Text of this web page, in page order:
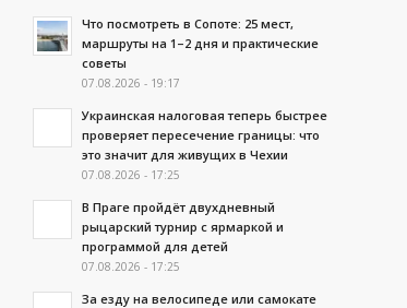
Что посмотреть в Сопоте: 25 мест,
маршруты на 1–2 дня и практические
советы
07.08.2026 - 19:17
Украинская налоговая теперь быстрее
проверяет пересечение границы: что
это значит для живущих в Чехии
07.08.2026 - 17:25
В Праге пройдёт двухдневный
рыцарский турнир с ярмаркой и
программой для детей
07.08.2026 - 17:25
За езду на велосипеде или самокате